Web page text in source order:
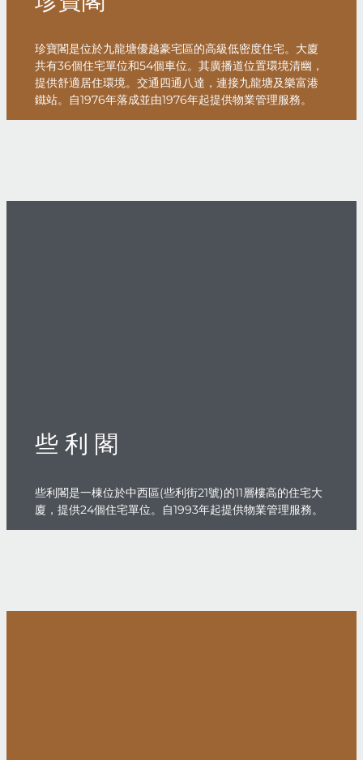
珍寶閣是位於九龍塘優越豪宅區的高級低密度住宅。大廈
共有36個住宅單位和54個車位。其廣播道位置環境清幽，
提供舒適居住環境。交通四通八達，連接九龍塘及樂富港
鐵站。自1976年落成並由1976年起提供物業管理服務。
些 利 閣
些利閣是一棟位於中西區(些利街21號)的11層樓高的住宅大
廈，提供24個住宅單位。自1993年起提供物業管理服務。